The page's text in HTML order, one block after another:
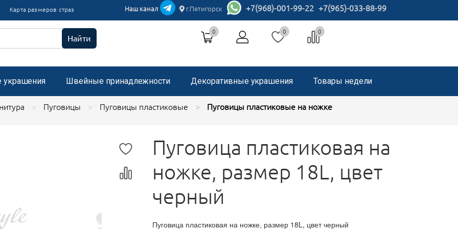
Карта размеров страз Наш канал г.Пятигорск +7(968)-001-99-22 +7(965)-033-88-99
Найти
0 0 0
украшения Швейные принадлежности Декоративные украшения
пришивные с микробисером
стразами, застежка "булавка"
Товары недели
Пуговицы Пуговицы пластиковые Пуговицы пластиковые на ножке
Пуговица пластиковая на
ножке, размер 18L, цвет
черный
Пуговица пластиковая на ножке, размер 18L, цвет черный